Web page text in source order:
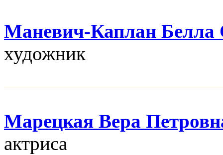
Маневич-Каплан Белла
художник
Марецкая Вера
актриса